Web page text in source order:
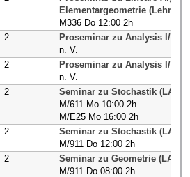
Elementargeometrie (Lehramt)
M336 Do 12:00 2h
2
Proseminar zu Analysis I/II
n. V.
2
Proseminar zu Analysis I/II
n. V.
2
Seminar zu Stochastik (LA
M/611 Mo 10:00 2h
M/E25 Mo 16:00 2h
2
Seminar zu Stochastik (LA
M/911 Do 12:00 2h
2
Seminar zu Geometrie (LA
M/911 Do 08:00 2h